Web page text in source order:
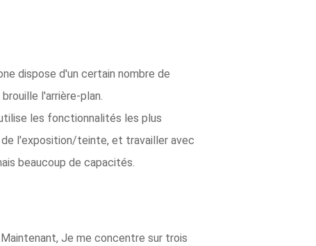
dispose d'un certain nombre de
l'arrière-plan.
les fonctionnalités les plus
de l'exposition/teinte, et travailler avec
beaucoup de capacités.
Je me concentre sur trois